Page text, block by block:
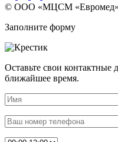
© ООО «МЦСМ «Евромед»,
Заполните форму
Оставьте свои
ближайшее время.